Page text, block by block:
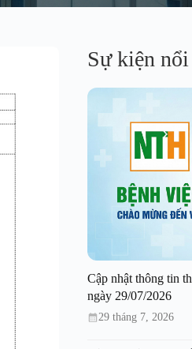
Sự kiện
Cập nhật thông tin
ngày 29/07/2026
29 tháng 7, 2026